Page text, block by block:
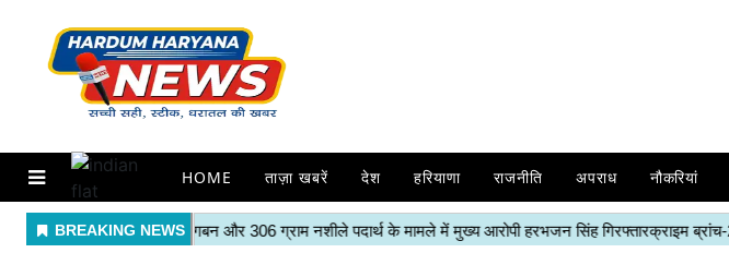
HOME ताज़ा खबरें देश हरियाणा राजनीति अपराध नौकरियां